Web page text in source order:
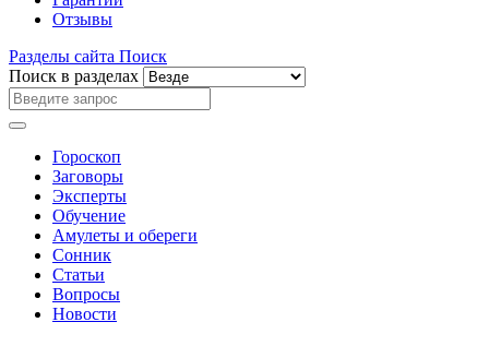
Отзывы
Разделы сайта Поиск
Поиск в разделах
Гороскоп
Заговоры
Эксперты
Обучение
Амулеты и обереги
Сонник
Статьи
Вопросы
Новости